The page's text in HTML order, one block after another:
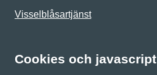
Visselblåsartjänst
Cookies och javascript